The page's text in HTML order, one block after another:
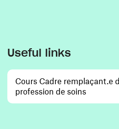
Useful links
Cours Cadre remplaçant.e
profession de soins(opens